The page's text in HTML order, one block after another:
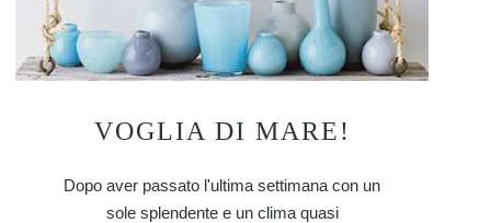
VOGLIA DI MARE!
Dopo aver passato l'ultima settimana con un
sole splendente e un clima quasi